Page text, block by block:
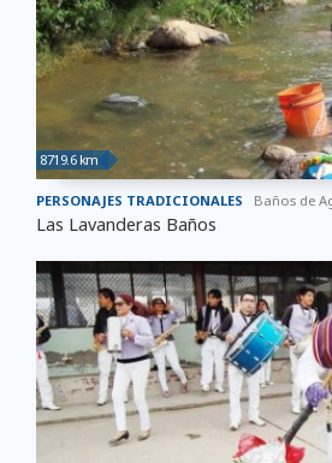
8719.6 km
PERSONAJES TRADICIONALES Baños de
Las Lavanderas Baños